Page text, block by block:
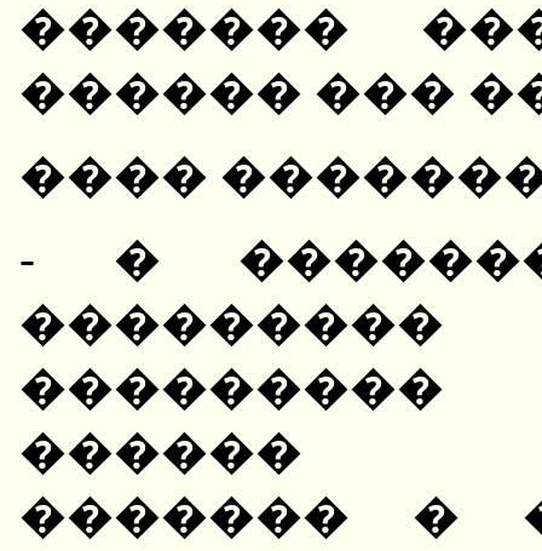
�������
������ ���
����
- �
������
������� �